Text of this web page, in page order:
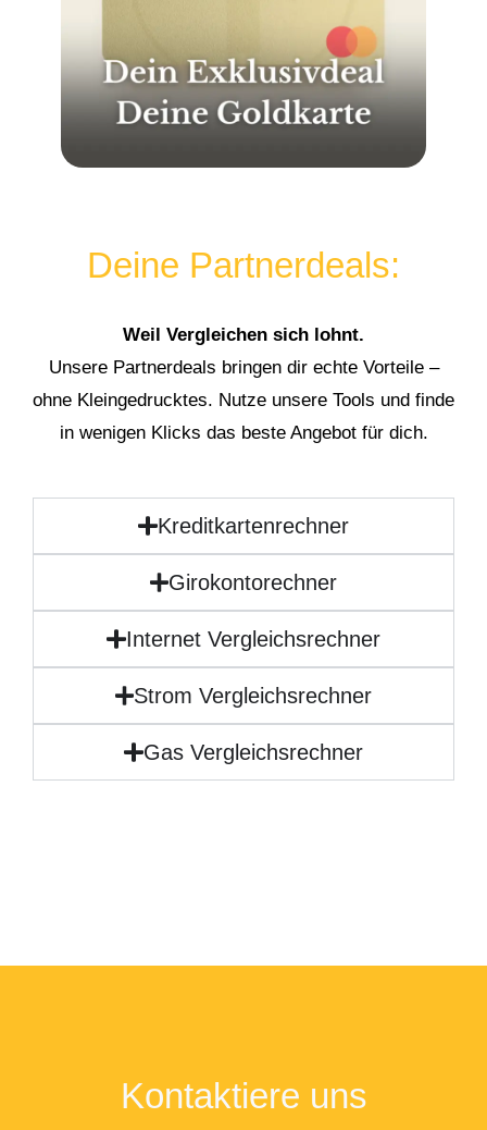
Deine Partnerdeals:
Weil Vergleichen sich lohnt.
Unsere Partnerdeals bringen dir echte Vorteile –
ohne Kleingedrucktes. Nutze unsere Tools und finde
in wenigen Klicks das beste Angebot für dich.
Kreditkartenrechner
Girokontorechner
Internet Vergleichsrechner
Strom Vergleichsrechner
Gas Vergleichsrechner
Kontaktiere uns